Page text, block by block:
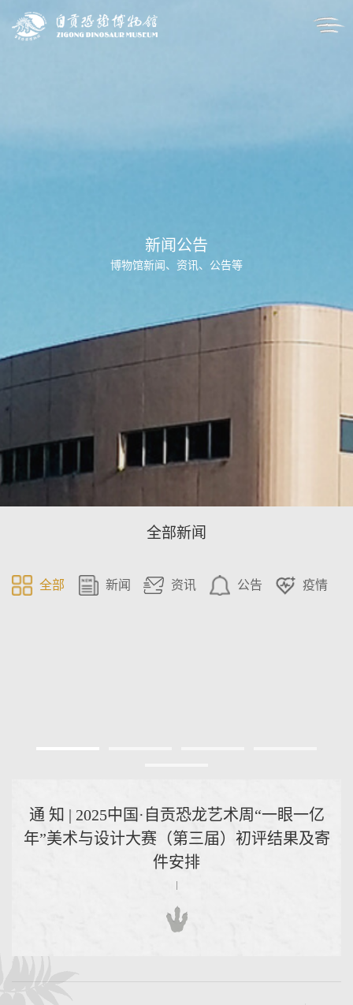
新闻公告
博物馆新闻、资讯、公告等
全部新闻
全部 新闻 资讯 公告 疫情
通 知 | 2025中国·自贡恐龙艺术周“一眼一亿
年”美术与设计大赛（第三届）初评结果及寄
件安排